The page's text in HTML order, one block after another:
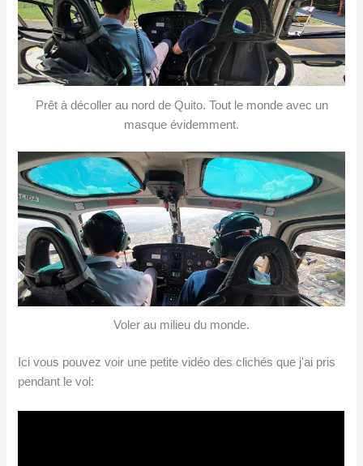
Prêt à décoller au nord de Quito. Tout le monde avec un
masque évidemment.
Voler au milieu du monde.
Ici vous pouvez voir une petite vidéo des clichés que j'ai pris
pendant le vol: